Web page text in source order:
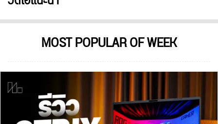
MOST POPULAR OF WEEK